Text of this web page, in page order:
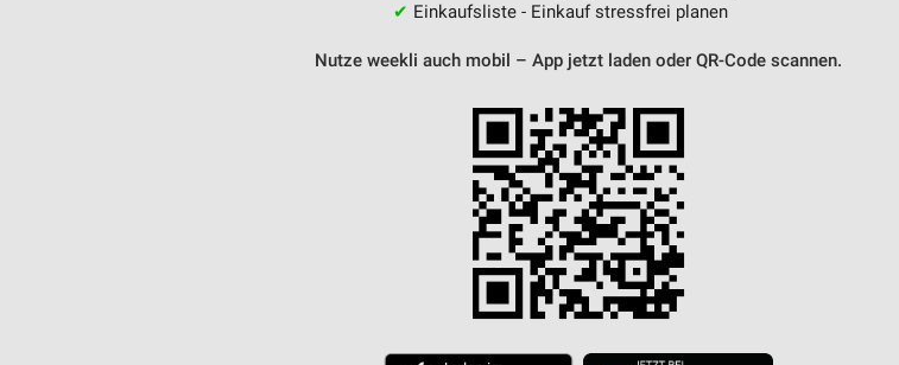
✔ Einkaufsliste - Einkauf stressfrei planen
Nutze weekli auch mobil – App jetzt laden oder QR-Code scannen.